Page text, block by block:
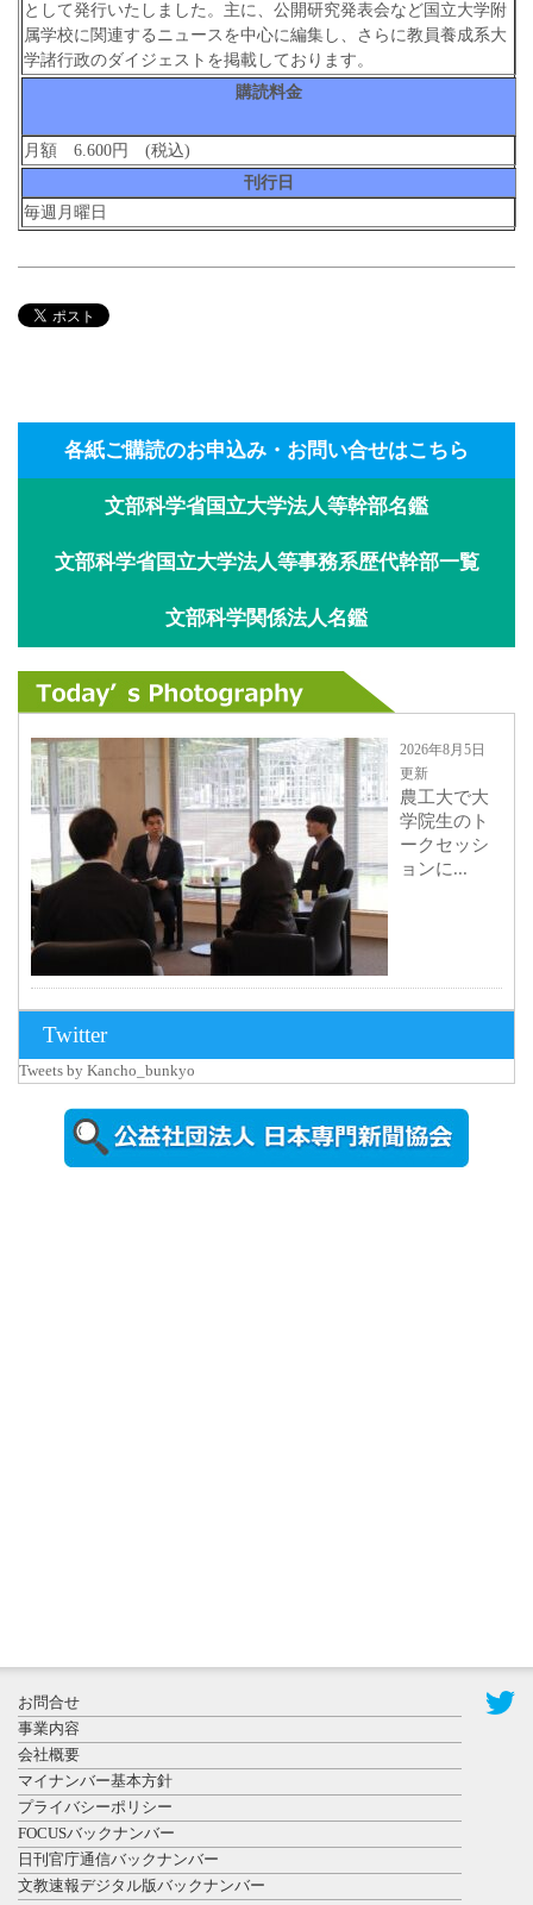
として発行いたしました。主に、公開研究発表会など国立大学附
属学校に関連するニュースを中心に編集し、さらに教員養成系大
学諸行政のダイジェストを掲載しております。
購読料金
月額 6.600円 (税込)
刊行日
毎週月曜日
各紙ご購読のお申込み・お問い合せはこちら
文部科学省国立大学法人等幹部名鑑
文部科学省国立大学法人等事務系歴代幹部一覧
文部科学関係法人名鑑
2026年8月5日
更新
農工大で大
学院生のト
ークセッシ
ョンに...
ォトスポッ
ト （8...
県警等と大
規模災害時
連携協定を
締結し...
Twitter
Tweets by Kancho_bunkyo
お問合せ
事業内容
会社概要
マイナンバー基本方針
プライバシーポリシー
FOCUSバックナンバー
日刊官庁通信バックナンバー
文教速報デジタル版バックナンバー